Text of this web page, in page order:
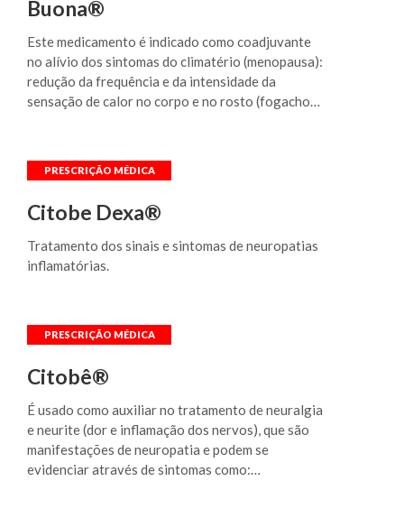
Buona®
Este medicamento é indicado como coadjuvante
no alívio dos sintomas do climatério (menopausa):
redução da frequência e da intensidade da
sensação de calor no corpo e no rosto (fogachos)
Citobe Dexa®
Tratamento dos sinais e sintomas de neuropatias
inflamatórias.
Citobê®
É usado como auxiliar no tratamento de neuralgia
e neurite (dor e inflamação dos nervos), que são
manifestações de neuropatia e podem se
evidenciar através de sintomas como: